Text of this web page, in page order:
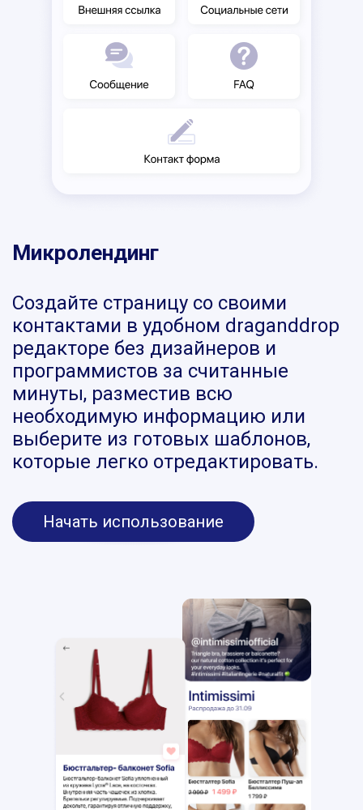
Микролендинг
Создайте страницу со своими
контактами в удобном draganddrop
редакторе без дизайнеров и
программистов за считанные
минуты, разместив всю
необходимую информацию или
выберите из готовых шаблонов,
которые легко отредактировать.
Начать использование